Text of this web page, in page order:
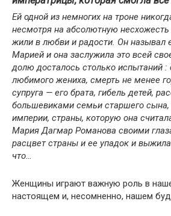
Ей одной из немногих на троне
несмотря на абсолютную несхожесть
жили в любви и радости. Он называл
Марией и она заслужила это всей
долю досталось столько испытаний :
любимого жениха, смерть не менее
супруга — его брата, гибель детей,
большевиками семьи старшего сына,
империи, страны, которую она
Мария Дагмар Романова своими
расцвет страны и ее упадок и
что…
Женщины играют важную роль в
настоящем и, несомненно, нашем